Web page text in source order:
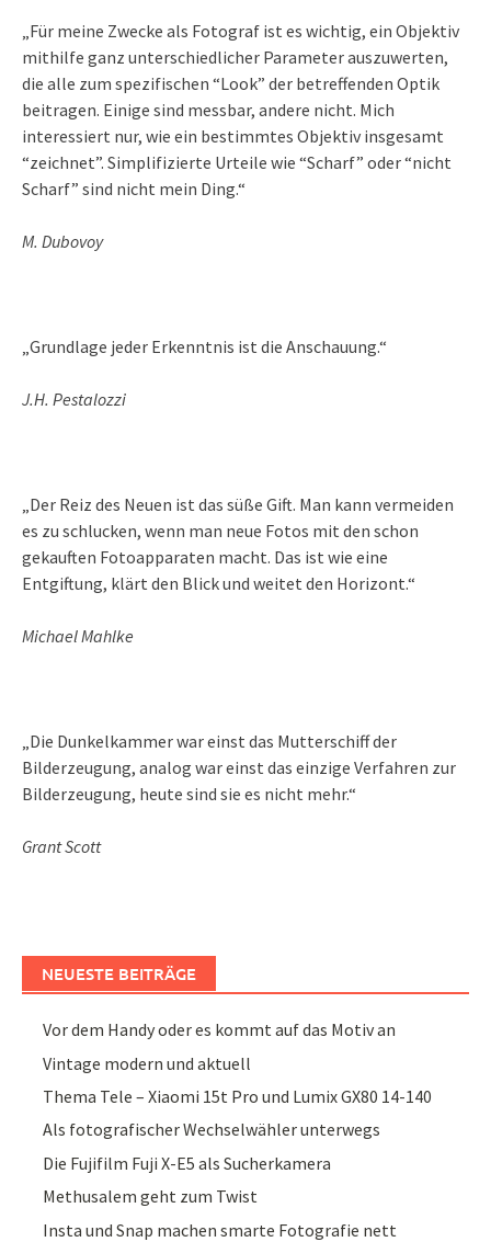
„Für meine Zwecke als Fotograf ist es wichtig, ein Objektiv
mithilfe ganz unterschiedlicher Parameter auszuwerten,
die alle zum spezifischen “Look” der betreffenden Optik
beitragen. Einige sind messbar, andere nicht. Mich
interessiert nur, wie ein bestimmtes Objektiv insgesamt
“zeichnet”. Simplifizierte Urteile wie “Scharf” oder “nicht
Scharf” sind nicht mein Ding.“
M. Dubovoy
„Grundlage jeder Erkenntnis ist die Anschauung.“
J.H. Pestalozzi
„Der Reiz des Neuen ist das süße Gift. Man kann vermeiden
es zu schlucken, wenn man neue Fotos mit den schon
gekauften Fotoapparaten macht. Das ist wie eine
Entgiftung, klärt den Blick und weitet den Horizont.“
Michael Mahlke
„Die Dunkelkammer war einst das Mutterschiff der
Bilderzeugung, analog war einst das einzige Verfahren zur
Bilderzeugung, heute sind sie es nicht mehr.“
Grant Scott
NEUESTE BEITRÄGE
Vor dem Handy oder es kommt auf das Motiv an
Vintage modern und aktuell
Thema Tele – Xiaomi 15t Pro und Lumix GX80 14-140
Als fotografischer Wechselwähler unterwegs
Die Fujifilm Fuji X-E5 als Sucherkamera
Methusalem geht zum Twist
Insta und Snap machen smarte Fotografie nett